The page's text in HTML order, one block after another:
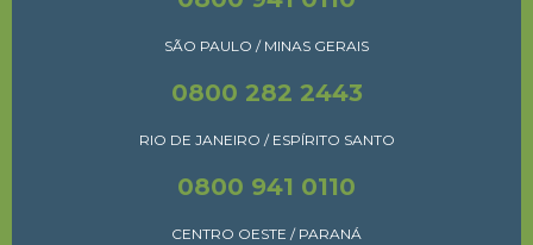
SÃO PAULO / MINAS GERAIS
0800 282 2443
RIO DE JANEIRO / ESPÍRITO SANTO
0800 941 0110
CENTRO OESTE / PARANÁ